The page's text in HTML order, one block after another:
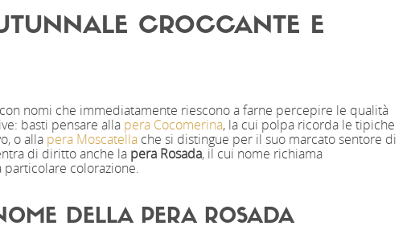
CROCCANTE E
con nomi che immediatamente riescono a farne percepire le qualità
basti pensare alla pera Cocomerina, la cui polpa ricorda le tipiche
o alla pera Moscatella che si distingue per il suo marcato sentore di
di diritto anche la pera Rosada, il cui nome richiama
colorazione.
DELLA PERA ROSADA